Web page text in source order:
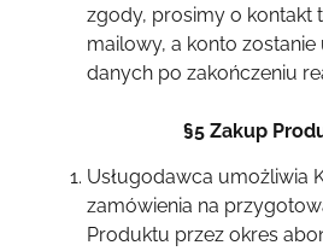
zgody, prosimy o kontakt
mailowy, a konto zostanie
danych po zakończeniu
§5 Zakup
Usługodawca umożliwia
zamówienia na
Produktu przez okres